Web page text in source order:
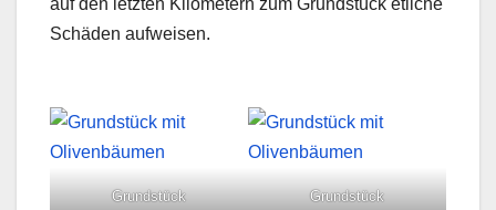
Schäden aufweisen.
Grundstück Grundstück